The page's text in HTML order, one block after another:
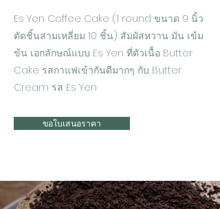
Es Yen Coffee Cake (1 round ขนาด 9 นิ้ว
ตัดชิ้นสามเหลี่ยม 10 ชิ้น) สัมผัสหวาน มัน เข้ม
ข้น เอกลักษณ์แบบ Es Yen ที่ตัวเนื้อ Butter
Cake รสกาแฟเข้ากันดีมากๆ กับ Butter
Cream รส Es Yen
ขอใบเสนอราคา